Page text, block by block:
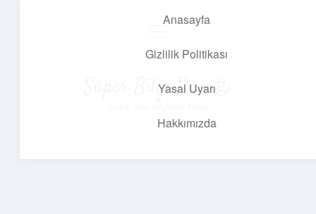
Anasayfa
Gizlilik Politikası
Yasal Uyarı
Hakkımızda
Süper Bilgi Durağı